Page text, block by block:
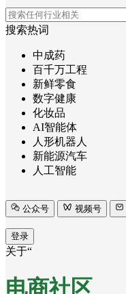
搜索热词
中成药
百千万工程
新鲜零食
数字健康
化妆品
AI智能体
人形机器人
新能源汽车
人工智能
公众号 视频号
登录
关于“
电商社区